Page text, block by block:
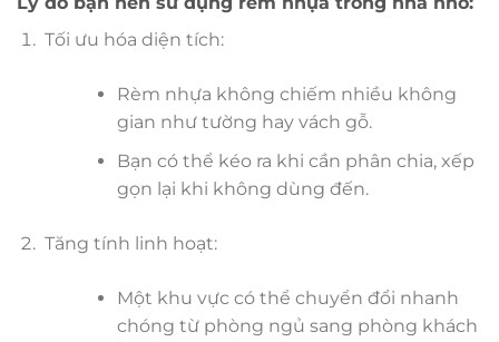
Tối ưu hóa diện tích:
Rèm nhựa không chiếm nhiều không
gian như tường hay vách gỗ.
Bạn có thể kéo ra khi cần phân chia, xếp
gọn lại khi không dùng đến.
Tăng tính linh hoạt:
Một khu vực có thể chuyển đổi nhanh
chóng từ phòng ngủ sang phòng khách